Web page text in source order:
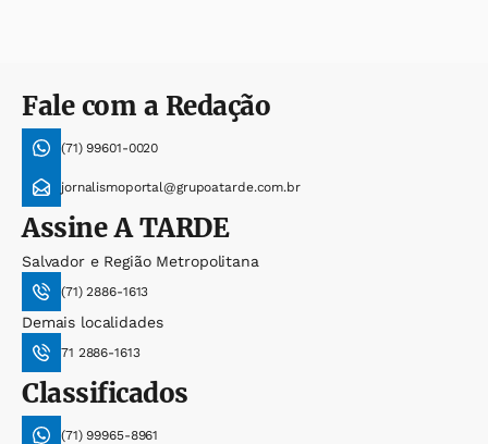
Fale com a Redação
(71) 99601-0020
jornalismoportal@grupoatarde.com.br
AssineA TARDE
Salvador e Região Metropolitana
(71) 2886-1613
Demais localidades
71 2886-1613
Classificados
(71) 99965-8961